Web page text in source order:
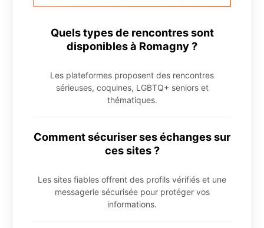
Quels types de rencontres sont
disponibles à Romagny ?
Les plateformes proposent des rencontres
sérieuses, coquines, LGBTQ+ seniors et
thématiques.
Comment sécuriser ses échanges sur
ces sites ?
Les sites fiables offrent des profils vérifiés et une
messagerie sécurisée pour protéger vos
informations.